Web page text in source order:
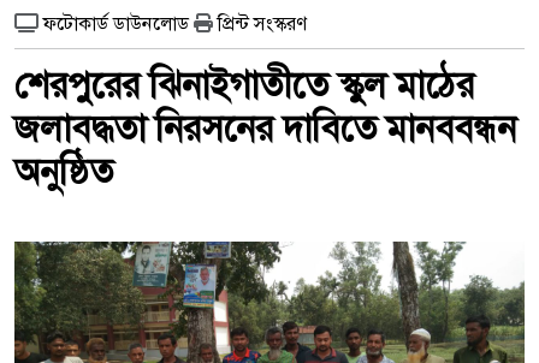
ফটোকার্ড ডাউনলোড
প্রিন্ট সংস্করণ
শেরপুরের ঝিনাইগাতীতে স্কুল মাঠের
জলাবদ্ধতা নিরসনের দাবিতে মানববন্ধন
অনুষ্ঠিত